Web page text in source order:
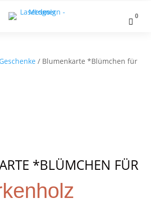

0
Geschenke / Blumenkarte *Blümchen für
*BLÜMCHEN FÜR